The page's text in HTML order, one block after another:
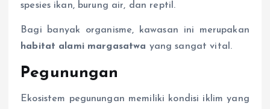
spesies ikan, burung air, dan reptil.
Bagi banyak organisme, kawasan ini merupakan
habitat alami margasatwa yang sangat vital.
Pegunungan
Ekosistem pegunungan memiliki kondisi iklim yang